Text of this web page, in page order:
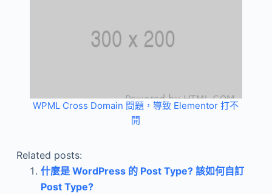
WPML Cross Domain 問題，導致 Elementor 打不
開
Related posts:
什麼是 WordPress 的 Post Type? 該如何自訂
Post Type?